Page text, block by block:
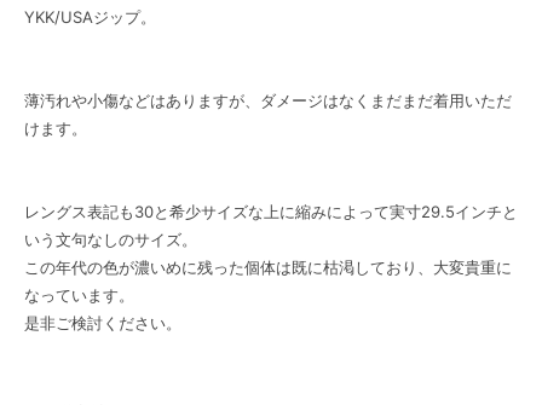
YKK/USAジップ。
薄汚れや小傷などはありますが、ダメージはなくまだまだ着用いただ
けます。
レングス表記も30と希少サイズな上に縮みによって実寸29.5インチと
いう文句なしのサイズ。
この年代の色が濃いめに残った個体は既に枯渇しており、大変貴重に
なっています。
是非ご検討ください。